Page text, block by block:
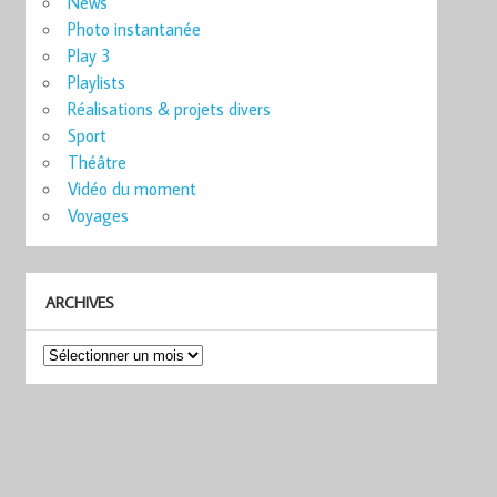
Photo instantanée
Play 3
Playlists
Réalisations & projets divers
Sport
Théâtre
Vidéo du moment
Voyages
ARCHIVES
Archives